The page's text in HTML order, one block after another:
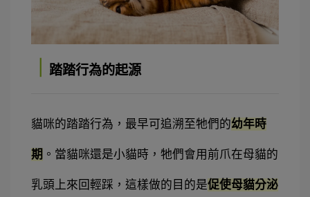
踏踏行為的起源
貓咪的踏踏行為，最早可追溯至牠們的幼年時
期 。當貓咪還是小貓時，牠們會用前爪在母貓的
乳頭上來回輕踩，這樣做的目的是促使母貓分泌